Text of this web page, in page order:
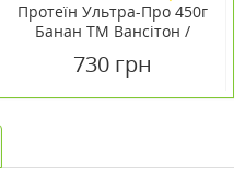
Протеїн Ультра-Про 450г
Банан ТМ Вансітон /
730 грн